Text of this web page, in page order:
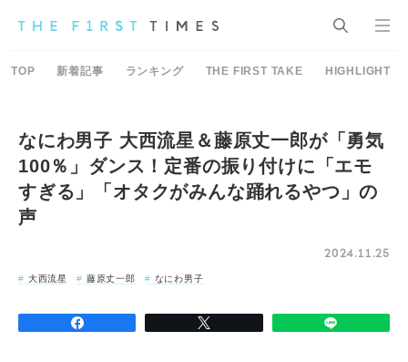
TOP 新着記事 ランキング THE FIRST TAKE HIGHLIGHT
なにわ男子 大西流星＆藤原丈一郎が「勇気
100％」ダンス！定番の振り付けに「エモ
すぎる」「オタクがみんな踊れるやつ」の
声
2024.11.25
大西流星 藤原丈一郎 なにわ男子